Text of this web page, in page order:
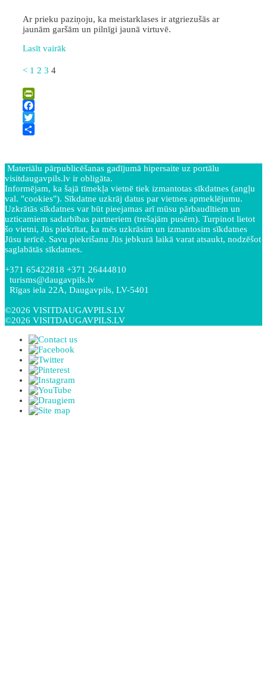
Ar prieku paziņoju, ka meistarklases ir atgriezušās ar
jaunām garšām un pilnīgi jaunā virtuvē.
Lasīt vairāk
< 1 2 3 4
PrintFriendly
Facebook
Twitter
Materiālu pārpublicēšanas gadījumā hipersaite uz portālu
visitdaugavpils.lv ir obligāta.
Informējam, ka šajā tīmekļa vietnē tiek izmantotas sīkdatnes (angļu
val. "cookies"). Sīkdatne uzkrāj datus par vietnes apmeklējumu.
Uzkrātās sīkdatnes var būt pieejamas arī mūsu pārbaudītiem un
uzticamiem sadarbības partneriem (trešajām pusēm). Turpinot lietot
šo vietni, Jūs piekrītat, ka mēs uzkrāsim un izmantosim sīkdatnes
Jūsu ierīcē. Savu piekrišanu Jūs jebkurā laikā varat atsaukt, nodzēšot
saglabātās sīkdatnes.
+371 65422818 +371 26444810
turisms@daugavpils.lv
Rīgas iela 22A, Daugavpils, LV-5401
©2026 VISITDAUGAVPILS.LV
©2026 VISITDAUGAVPILS.LV